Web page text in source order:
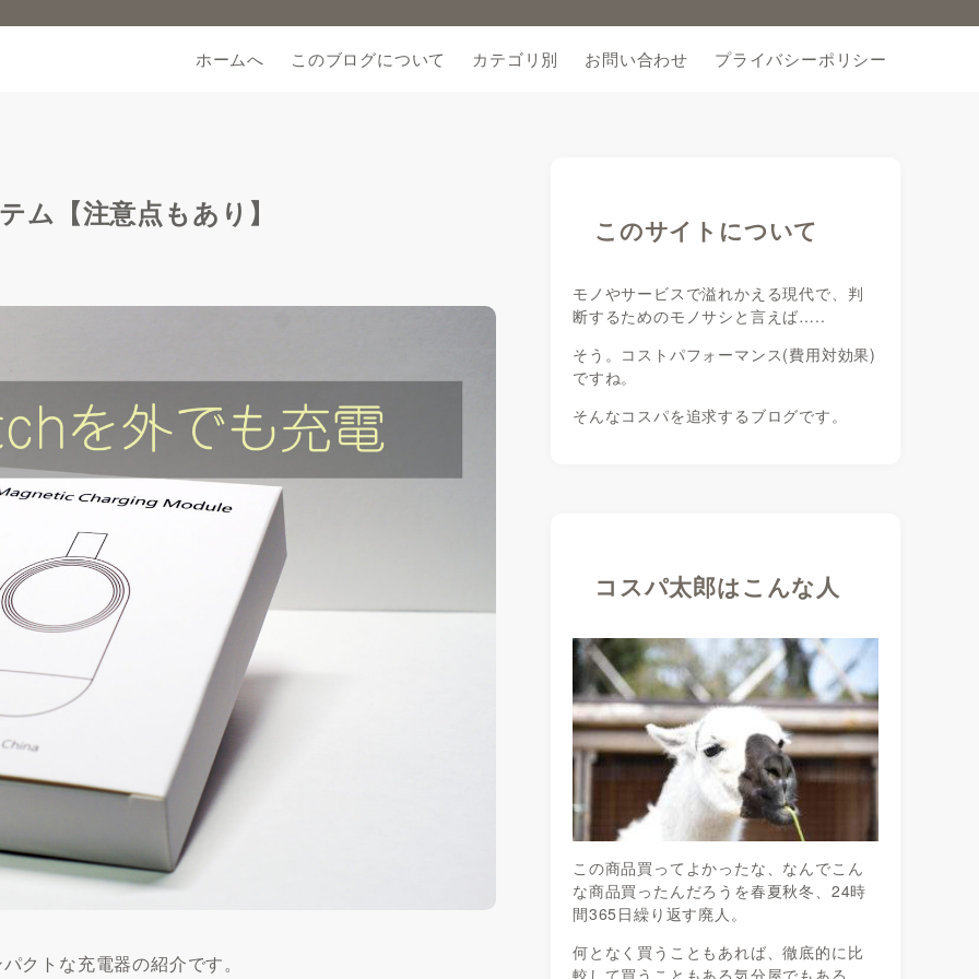
ホームへ このブログについて カテゴリ別 お問い合わせ プライバシーポリシー
【注意点もあり】
クトな充電器の紹介です。
このサイトについて
モノやサービスで溢れかえる現代で、判
断するためのモノサシと言えば…..
そう。コストパフォーマンス(費用対効果)
ですね。
そんなコスパを追求するブログです。
コスパ太郎はこんな人
この商品買ってよかったな、なんでこん
な商品買ったんだろうを春夏秋冬、24時
間365日繰り返す廃人。
何となく買うこともあれば、徹底的に比